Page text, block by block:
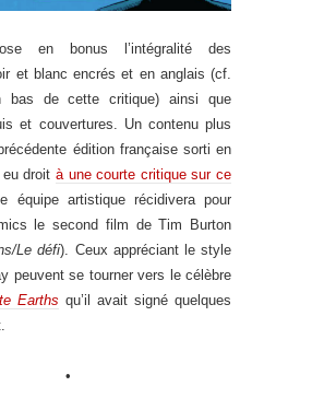
en bonus l’intégralité des
et blanc encrés et en anglais (cf.
bas de cette critique) ainsi que
et couvertures. Un contenu plus
édition française sorti en
droit à une courte critique sur ce
équipe artistique récidivera pour
le second film de Tim Burton
Le défi). Ceux appréciant le style
peuvent se tourner vers le célèbre
Earths qu’il avait signé quelques
•